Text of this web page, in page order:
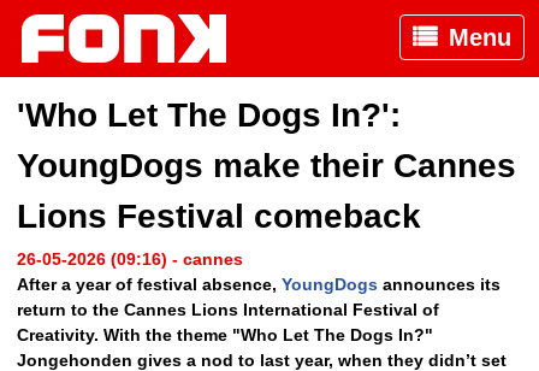
Menu
'Who Let The Dogs In?':
YoungDogs make their Cannes
Lions Festival comeback
26-05-2026 (09:16) - cannes
After a year of festival absence, YoungDogs announces its
return to the Cannes Lions International Festival of
Creativity. With the theme "Who Let The Dogs In?"
Jongehonden gives a nod to last year, when they didn’t set